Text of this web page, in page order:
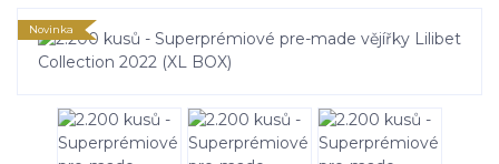
Novinka